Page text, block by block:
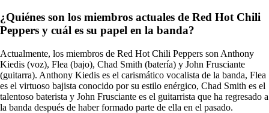
¿Quiénes son los miembros actuales de Red Hot Chili
Peppers y cuál es su papel en la banda?
Actualmente, los miembros de Red Hot Chili Peppers son Anthony
Kiedis (voz), Flea (bajo), Chad Smith (batería) y John Frusciante
(guitarra). Anthony Kiedis es el carismático vocalista de la banda, Flea
es el virtuoso bajista conocido por su estilo enérgico, Chad Smith es el
talentoso baterista y John Frusciante es el guitarrista que ha regresado a
la banda después de haber formado parte de ella en el pasado.